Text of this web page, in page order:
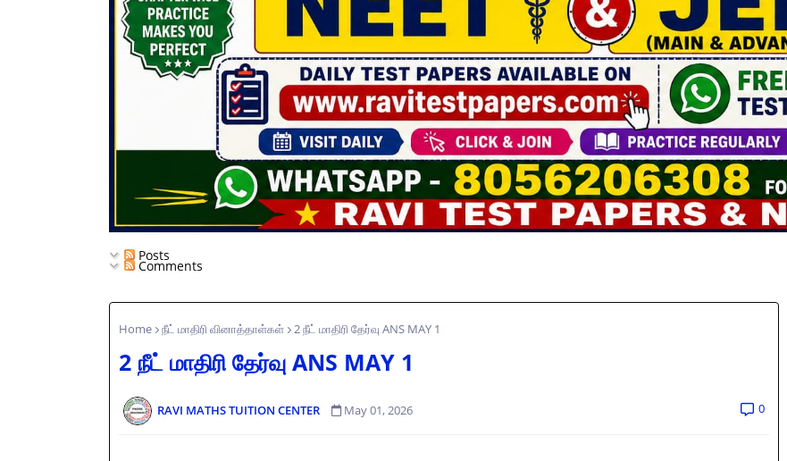
Posts
Comments
Home நீட் மாதிரி வினாத்தாள்கள் 2 நீட் மாதிரி தேர்வு ANS MAY 1
2 நீட் மாதிரி தேர்வு ANS MAY 1
RAVI MATHS TUITION CENTER May 01, 2026 0